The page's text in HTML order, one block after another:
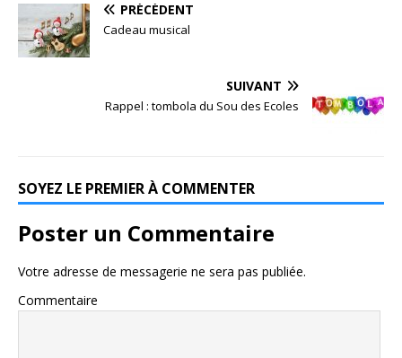
PRÉCÉDENT
Cadeau musical
SUIVANT
Rappel : tombola du Sou des Ecoles
SOYEZ LE PREMIER À COMMENTER
Poster un Commentaire
Votre adresse de messagerie ne sera pas publiée.
Commentaire